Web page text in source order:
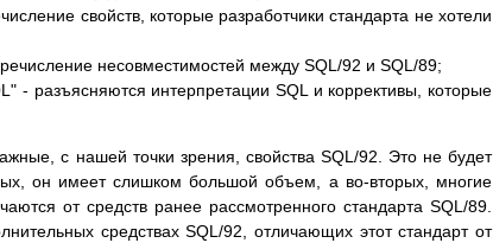
свойств, которые разработчики стандарта не хотели
несовместимостей между SQL/92 и SQL/89;
- разъясняются интерпретации SQL и коррективы, которые
с нашей точки зрения, свойства SQL/92. Это не будет
он имеет слишком большой объем, а во-вторых, многие
от средств ранее рассмотренного стандарта SQL/89.
средствах SQL/92, отличающих этот стандарт от